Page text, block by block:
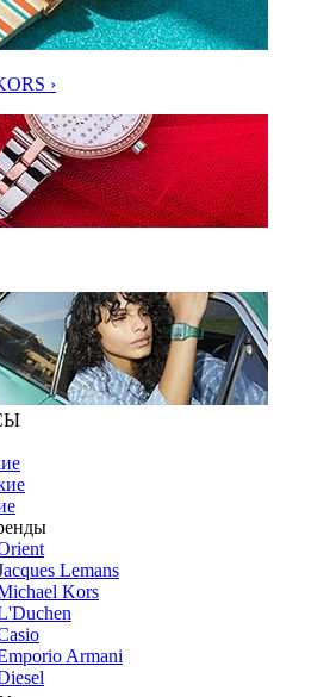
›
Lemans
Kors
Armani